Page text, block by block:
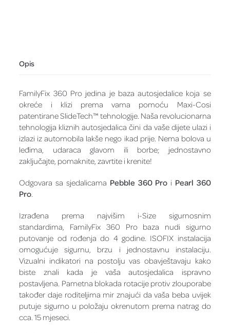
Opis
FamilyFix 360 Pro jedina je baza autosjedalice koja se
okreće i klizi prema vama pomoću Maxi-Cosi
patentirane SlideTech™ tehnologije. Naša revolucionarna
tehnologija kliznih autosjedalica čini da vaše dijete ulazi i
izlazi iz automobila lakše nego ikad prije. Nema bolova u
leđima, udaraca glavom ili borbe; jednostavno
zaključajte, pomaknite, zavrtite i krenite!
Odgovara sa sjedalicama Pebble 360 Pro i Pearl 360
Pro.
Izrađena prema najvišim i-Size sigurnosnim
standardima, FamilyFix 360 Pro baza nudi sigurno
putovanje od rođenja do 4 godine. ISOFIX instalacija
omogućuje sigurnu, brzu i jednostavnu instalaciju.
Vizualni indikatori na postolju vas obavještavaju kako
biste znali kada je vaša autosjedalica ispravno
postavljena. Pametna blokada rotacije protiv zlouporabe
također daje roditeljima mir znajući da vaša beba uvijek
putuje sigurno u položaju okrenutom prema natrag do
cca. 15 mjeseci.